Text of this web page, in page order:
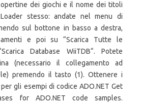
dei giochi e il nome dei titoli
stesso: andate nel menu di
sul bottone in basso a destra,
e poi su “Scarica Tutte le
Database WiiTDB“. Potete
(necessario il collegamento ad
premendo il tasto (1). Ottenere i
gli esempi di codice ADO.NET Get
for ADO.NET code samples.